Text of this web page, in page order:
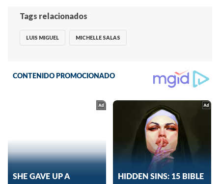
Tags relacionados
LUIS MIGUEL MICHELLE SALAS